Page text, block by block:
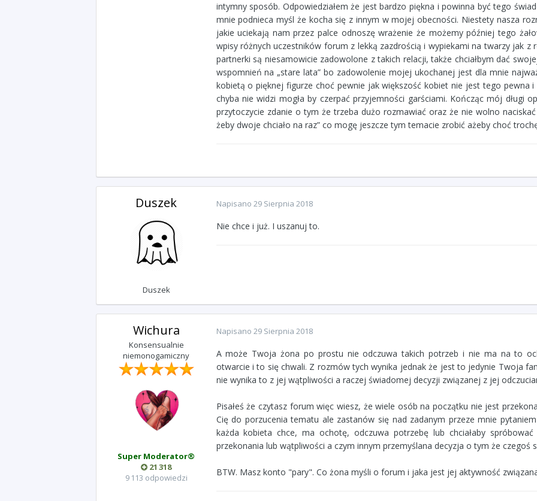
intymny sposób. Odpowiedziałem że jest bardzo piękna i powinna być tego
mnie podnieca myśl że kocha się z innym w mojej obecności. Niestety nasza
jakie uciekają nam przez palce odnoszę wrażenie że możemy później tego
wpisy różnych uczestników forum z lekką zazdrością i wypiekami na twarzy jak
partnerki są niesamowicie zadowolone z takich relacji, także chciałbym dać
wspomnień na „stare lata” bo zadowolenie mojej ukochanej jest dla mnie
kobietą o pięknej figurze choć pewnie jak większość kobiet nie jest tego pewna
chyba nie widzi mogła by czerpać przyjemności garściami. Kończąc mój długi
przytoczycie zdanie o tym że trzeba dużo rozmawiać oraz że nie wolno
żeby dwoje chciało na raz” co mogę jeszcze tym temacie zrobić ażeby choć
Duszek
Duszek
Napisano 29 Sierpnia 2018
Nie chce i już. I uszanuj to.
Wichura
Konsensualnie
niemonogamiczny
Super Moderator®
21 318
9 113 odpowiedzi
Napisano 29 Sierpnia 2018
A może Twoja żona po prostu nie odczuwa takich potrzeb i nie ma na to
otwarcie i to się chwali. Z rozmów tych wynika jednak że jest to jedynie Twoja
nie wynika to z jej wątpliwości a raczej świadomej decyzji związanej z jej
Pisałeś że czytasz forum więc wiesz, że wiele osób na początku nie jest
Cię do porzucenia tematu ale zastanów się nad zadanym przeze mnie
każda kobieta chce, ma ochotę, odczuwa potrzebę lub chciałaby
przekonania lub wątpliwości a czym innym przemyślana decyzja o tym że czegoś
BTW. Masz konto "pary". Co żona myśli o forum i jaka jest jej aktywność